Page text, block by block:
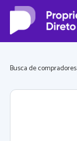
Busca de compradores